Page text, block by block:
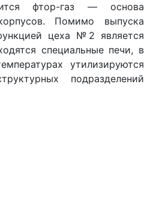
фтор-газ — основа
Помимо выпуска
цеха №2 является
специальные печи, в
утилизируются
подразделений